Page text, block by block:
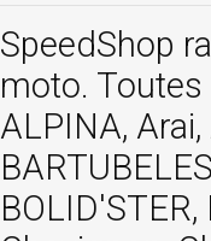
SpeedShop
moto. Toutes
ALPINA,